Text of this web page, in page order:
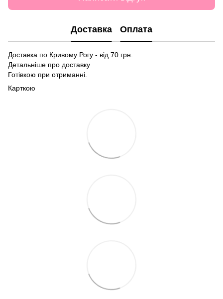
Доставка Оплата
Доставка по Кривому Рогу - від 70 грн.
Детальніше про доставку
Готівкою при отриманні.
Карткою